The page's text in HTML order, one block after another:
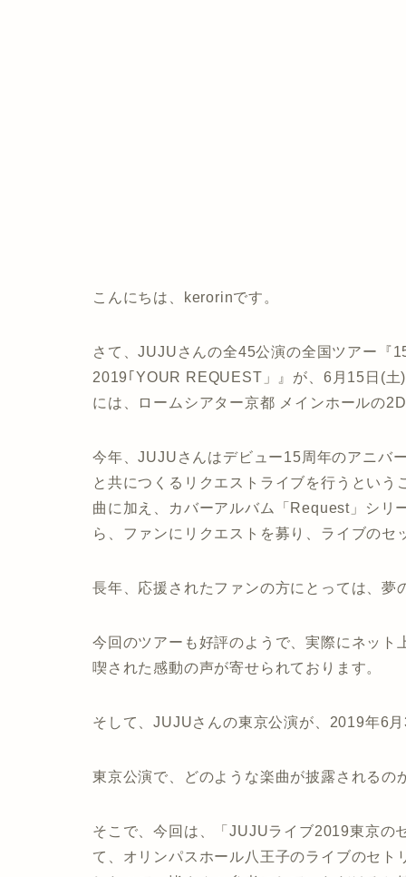
こんにちは、kerorinです。
さて、JUJU さんの全45公演の全国ツアー『
2019｢YOUR REQUEST」』が 、6月15日(
には、ロームシアター京都 メインホールの
今年、JUJUさんはデビュー15周年のアニバ
と共につくるリクエストライブを行うという
曲に加え、カバーアルバム「Request」シ
ら、ファンにリクエストを募り、ライブの
長年、応援されたファンの方にとっては、夢
今回のツアーも好評のようで、実際にネッ
喫された感動の声が寄せられております。
そして、JUJUさんの東京公演が、2019年6
東京公演で、どのような楽曲が披露されるの
そこで、今回は、「JUJUライブ2019東京の
て、 オリンパスホール八王子のライブのセ